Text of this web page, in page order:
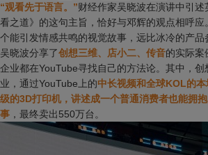
“观看先于语言。”财经作家吴晓波在演讲中引述
看之道》的这句主旨，恰好与邓辉的观点相呼
个能引发情感共鸣的视觉故事，远比冰冷的产品
吴晓波分享了创想三维、店小二、传音的实际案
企业都在YouTube寻找自己的方法论。其中，创
业，通过YouTube上的中长视频和全球KOL的
级的3D打印机，讲述成一个普通消费者也能拥
事 ，最终卖出550万台。